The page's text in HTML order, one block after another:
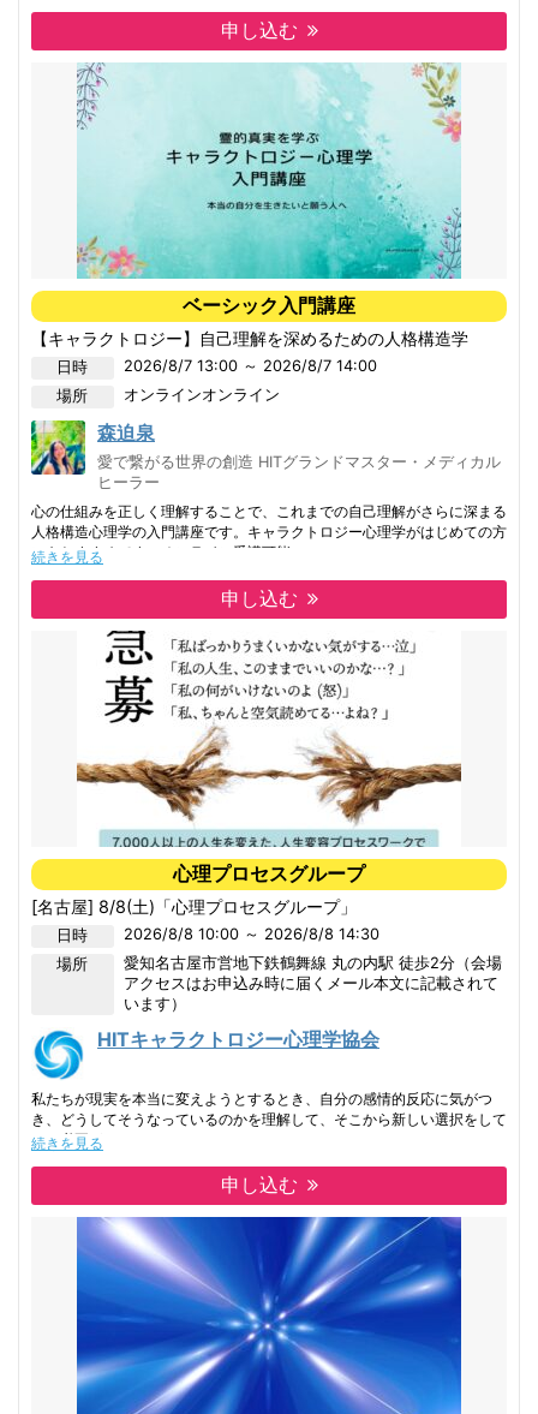
※「恋愛１Day講座」修了生で、協会発行の会員番号をお持ちの方が対
象
※「ベーシック1Day講座」「子育て１Day講座」のみの修了ではこちら
のクラスは受講できませんのでご注意ください
--- 恋愛アドバンスクラス 講座内容 ---
① キャラクトロジー相性（相関力学図）読み解き方講座
② スキゾイドの恋愛キャラクトロジー
③ オーラルの恋愛キャラクトロジー
⑤ サイコパスの恋愛キャラクトロジー
⑥ リジットの恋愛キャラクトロジー
⑧ 結婚
⑨ 世界の結婚恋愛セクシャリティ事情
⑩ 子供時代の家庭環境から学んだ歪み
⑪ 男性性と女性性
⑫ コミュニオン
⑬ 出会いと別れの方程式
⑭ 恋愛アドバンスまとめ 愛とは？
申し込む
ベーシック入門講座
【キャラクトロジー】自己理解を深めるための人格構造学
日時
2026/8/7 13:00 ～ 2026/8/7 14:00
場所
オンラインオンライン
森迫泉
愛で繋がる世界の創造 HITグランドマスター・メディカル
ヒーラー
心の仕組みを正しく理解することで、これまでの自己理解がさらに深まる
人格構造心理学の入門講座です。キャラクトロジー心理学がはじめての方
にもおすすめです。オンライン受講可能。
alohaaina730@gmail.com
続きを見る
申し込む
心理プロセスグループ
[名古屋] 8/8(土)「心理プロセスグループ」
日時
2026/8/8 10:00 ～ 2026/8/8 14:30
場所
愛知名古屋市営地下鉄鶴舞線 丸の内駅 徒歩2分（会場
アクセスはお申込み時に届くメール本文に記載されて
います）
HITキャラクトロジー心理学協会
私たちが現実を本当に変えようとするとき、自分の感情的反応に気がつ
き、どうしてそうなっているのかを理解して、そこから新しい選択をして
いく必要があります。
選んでいいか分からないから誰もが悩み、何をやっても変えられないと思
うのです。
心理プロセスグループではこの「ハイヤーセルフ」を選び、新しい方向、
ありとあらゆる可能性に開く体験をしていく、安心で安全な空間です。
全国各地で開催されている心理プロセスグループはどの地域も即満員御礼
になる人気のクラス。
協会主催の講座に参加されたことがない方も参加可です。
続きを見る
申し込む